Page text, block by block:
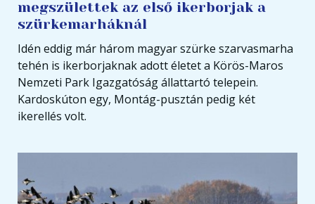
megszülettek az első ikerborjak a
szürkemarháknál
Idén eddig már három magyar szürke szarvasmarha
tehén is ikerborjaknak adott életet a Körös-Maros
Nemzeti Park Igazgatóság állattartó telepein.
Kardoskúton egy, Montág-pusztán pedig két
ikerellés volt.